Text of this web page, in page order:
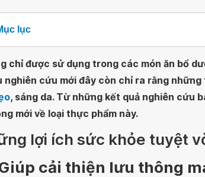
lục
chỉ được sử dụng trong các món ăn bổ
nghiên cứu mới đây còn chỉ ra rằng
, sáng da. Từ những kết quả nghiên cứu
mới về loại thực phẩm này.
lợi ích sức khỏe tuyệt
Giúp cải thiện lưu thông